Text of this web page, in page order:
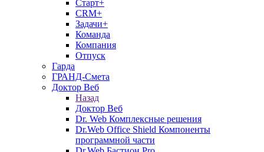
Старт+
CRM+
Задачи+
Команда
Компания
Отпуск
Гарда
ГРАНД-Смета
Доктор Веб
Назад
Доктор Веб
Dr. Web Комплексные решения
Dr.Web Office Shield Компоненты
программной части